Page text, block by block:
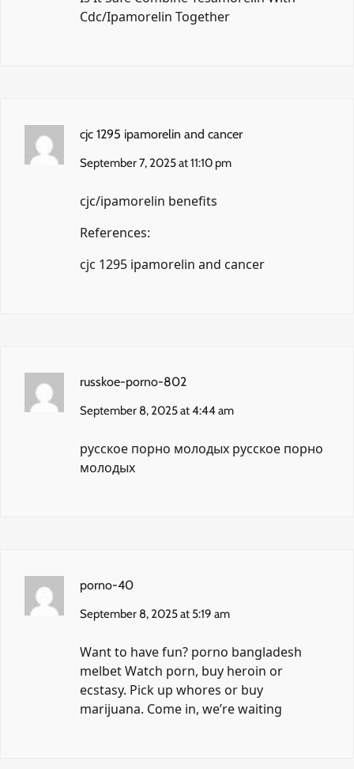
Cdc/Ipamorelin Together
cjc 1295 ipamorelin and cancer
September 7, 2025 at 11:10 pm
cjc/ipamorelin benefits
References:
cjc 1295 ipamorelin and cancer
russkoe-porno-802
September 8, 2025 at 4:44 am
русское порно молодых русское порно
молодых
porno-40
September 8, 2025 at 5:19 am
Want to have fun? porno bangladesh
melbetWatch porn, buy heroin or
ecstasy. Pick up whores or buy
marijuana. Come in, we’re waiting